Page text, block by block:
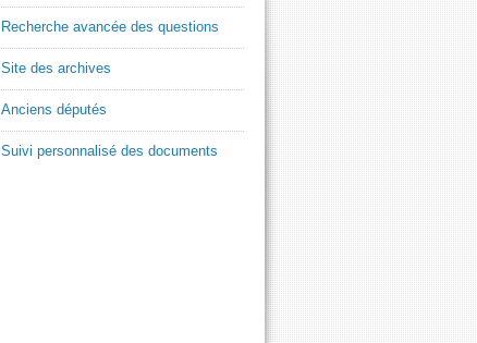
Recherche avancée des questions
Site des archives
Anciens députés
Suivi personnalisé des documents